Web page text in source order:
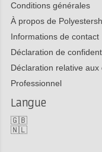
Conditions générales
À propos de
Informations de contact
Déclaration de
Déclaration relative aux
Professionnel
Langue
🇬🇧
🇳🇱